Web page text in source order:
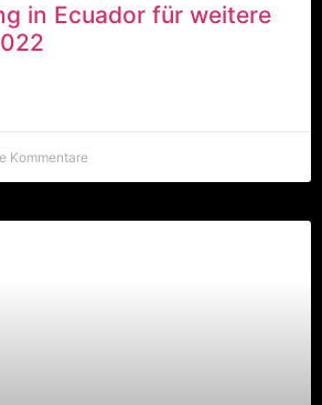
in Ecuador für weitere
Kommentare